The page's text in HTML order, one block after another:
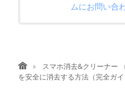
ムにお問い合
スマホ消去&クリーナー
を安全に消去する方法（完全ガイ